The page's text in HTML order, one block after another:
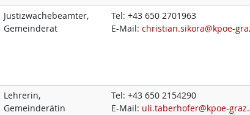
Justizwachebeamter,
Gemeinderat
Tel:+43 650 2701963
E-Mail:christian.sikora@kpoe-
Lehrerin,
Gemeinderätin
Tel:+43 650 2154290
E-Mail: uli.taberhofer@kpoe-